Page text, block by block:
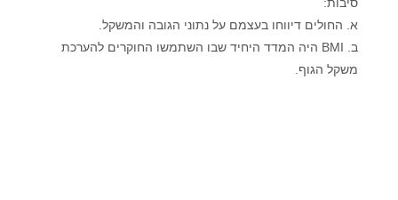
א. החולים דיווחו בעצמם על נתוני הגובה והמשקל.
ב. BMI היה המדד היחיד שבו השתמשו החוקרים להערכת
משקל הגוף.